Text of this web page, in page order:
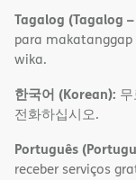
Tagalog (Tagalog
para
wika.
한국어 (Korean):
전화하십시오.
Português
receber serviços